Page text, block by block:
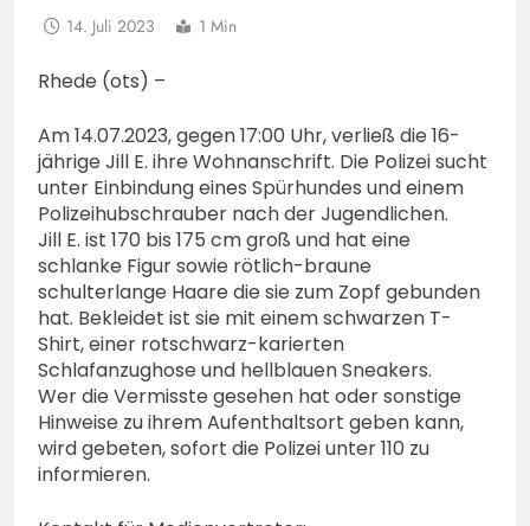
14. Juli 2023 1 Min
Rhede (ots) –
Am 14.07.2023, gegen 17:00 Uhr, verließ die 16-
jährige Jill E. ihre Wohnanschrift. Die Polizei sucht
unter Einbindung eines Spürhundes und einem
Polizeihubschrauber nach der Jugendlichen.
Jill E. ist 170 bis 175 cm groß und hat eine
schlanke Figur sowie rötlich-braune
schulterlange Haare die sie zum Zopf gebunden
hat. Bekleidet ist sie mit einem schwarzen T-
Shirt, einer rotschwarz-karierten
Schlafanzughose und hellblauen Sneakers.
Wer die Vermisste gesehen hat oder sonstige
Hinweise zu ihrem Aufenthaltsort geben kann,
wird gebeten, sofort die Polizei unter 110 zu
informieren.